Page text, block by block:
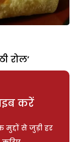
रोल’
करें
से जुड़ी हर